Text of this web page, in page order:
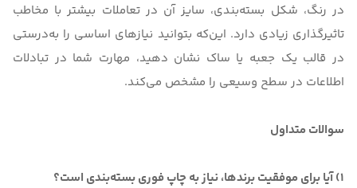
در رنگ، شکل بسته‌بندی، سایز آن در تعاملات بیشتر با مخاطب
تاثیرگذاری زیادی دارد. این‌که بتوانید نیازهای اساسی را به‌درستی
در قالب یک جعبه یا ساک نشان دهید، مهارت شما در تبادلات
اطلاعات در سطح وسیعی را مشخص می‌کند.
سوالات متداول
1) آیا برای موفقیت برندها، نیاز به چاپ فوری بسته‌بندی است؟